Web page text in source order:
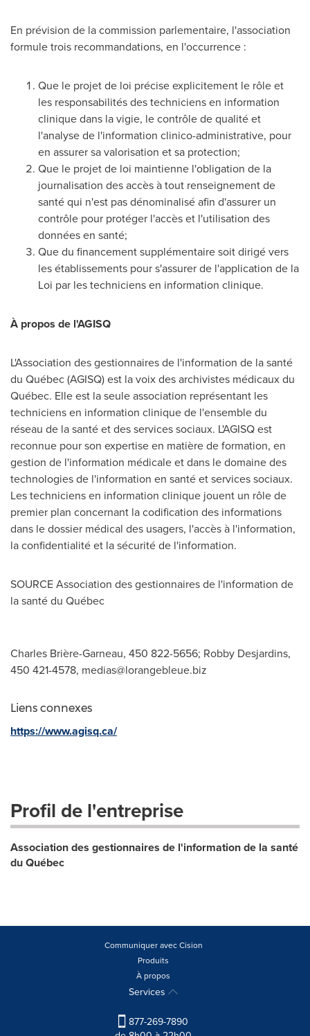
En prévision de la commission parlementaire, l'association
formule trois recommandations, en l'occurrence :
Que le projet de loi précise explicitement le rôle et
les responsabilités des techniciens en information
clinique dans la vigie, le contrôle de qualité et
l'analyse de l'information clinico-administrative, pour
en assurer sa valorisation et sa protection;
Que le projet de loi maintienne l'obligation de la
journalisation des accès à tout renseignement de
santé qui n'est pas dénominalisé afin d'assurer un
contrôle pour protéger l'accès et l'utilisation des
données en santé;
Que du financement supplémentaire soit dirigé vers
les établissements pour s'assurer de l'application de la
Loi par les techniciens en information clinique.
À propos de l'AGISQ
L'Association des gestionnaires de l'information de la santé
du Québec (AGISQ) est la voix des archivistes médicaux du
Québec. Elle est la seule association représentant les
techniciens en information clinique de l'ensemble du
réseau de la santé et des services sociaux. L'AGISQ est
reconnue pour son expertise en matière de formation, en
gestion de l'information médicale et dans le domaine des
technologies de l'information en santé et services sociaux.
Les techniciens en information clinique jouent un rôle de
premier plan concernant la codification des informations
dans le dossier médical des usagers, l'accès à l'information,
la confidentialité et la sécurité de l'information.
SOURCE Association des gestionnaires de l'information de
la santé du Québec
Charles Brière-Garneau, 450 822-5656; Robby Desjardins,
450 421-4578, medias@lorangebleue.biz
Liens connexes
https://www.agisq.ca/
Profil de l'entreprise
Association des gestionnaires de l'information de la santé
du Québec
Communiquer avec Cision
Produits
À propos
Services
877-269-7890